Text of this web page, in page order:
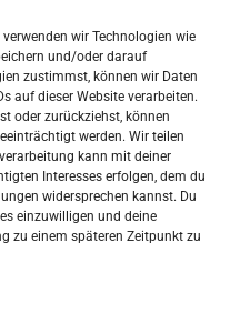
wir Technologien wie
und/oder darauf
zustimmst, können wir Daten
auf dieser Website verarbeiten.
oder zurückziehst, können
werden. Wir teilen
kann mit deiner
Interesses erfolgen, dem du
widersprechen kannst. Du
einzuwilligen und deine
zu einem späteren Zeitpunkt zu
Njemačka?